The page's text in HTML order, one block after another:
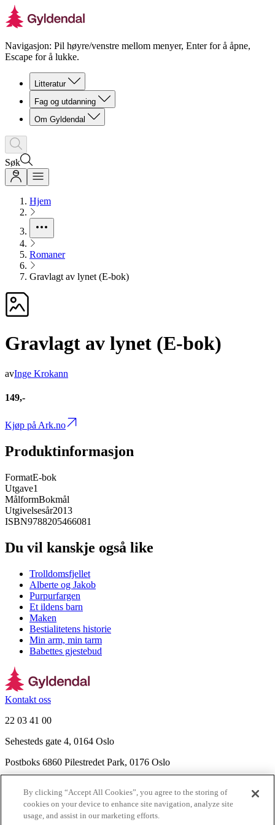
Navigasjon: Pil høyre/venstre mellom menyer, Enter for å åpne,
Escape for å lukke.
Litteratur
Fag og utdanning
Om Gyldendal
Søk
Hjem
Romaner
Gravlagt av lynet (E-bok)
Gravlagt av lynet (E-bok)
avInge Krokann
149,-
Kjøp på Ark.no
Produktinformasjon
FormatE-bok
Utgave1
MålformBokmål
Utgivelsesår2013
ISBN9788205466081
Du vil kanskje også like
Trolldomsfjellet
Alberte og Jakob
Purpurfargen
Et ildens barn
Maken
Bestialitetens historie
Min arm, min tarm
Babettes gjestebud
Kontakt oss
22 03 41 00
Sehesteds gate 4, 0164 Oslo
Postboks 6860 Pilestredet Park, 0176 Oslo
Nyhetsbrev
Ledige stillinger
By clicking “Accept All Cookies”, you agree to the storing of
cookies on your device to enhance site navigation, analyze site
usage, and assist in our marketing efforts.